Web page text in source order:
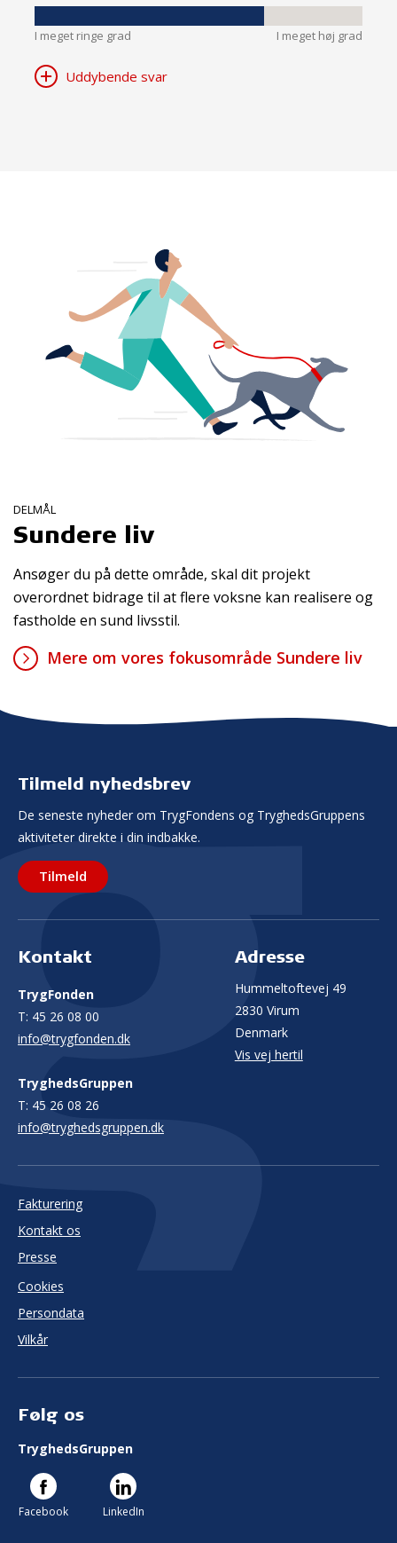
I meget ringe grad I meget høj grad
Uddybende svar
DELMÅL
Sundere liv
Ansøger du på dette område, skal dit projekt
overordnet bidrage til at flere voksne kan realisere og
fastholde en sund livsstil.
Mere om vores fokusområde Sundere liv
Tilmeld nyhedsbrev
De seneste nyheder om TrygFondens og TryghedsGruppens
aktiviteter direkte i din indbakke.
Tilmeld
Kontakt
TrygFonden
T: 45 26 08 00
info@trygfonden.dk
TryghedsGruppen
T: 45 26 08 26
info@tryghedsgruppen.dk
Adresse
Hummeltoftevej 49
2830 Virum
Denmark
Vis vej hertil
Fakturering
Kontakt os
Presse
Cookies
Persondata
Vilkår
Følg os
TryghedsGruppen
Facebook LinkedIn